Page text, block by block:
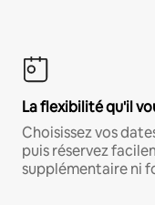
La flexibilité qu'il
Choisissez vos
puis réservez
supplémentaire ni